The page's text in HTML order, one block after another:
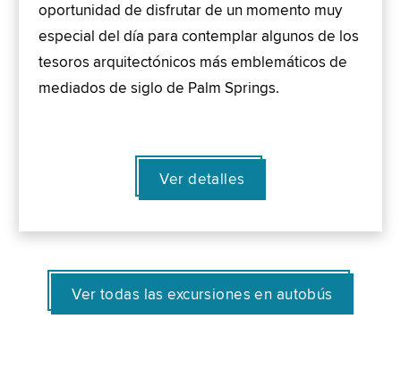
oportunidad de disfrutar de un momento muy
especial del día para contemplar algunos de los
tesoros arquitectónicos más emblemáticos de
mediados de siglo de Palm Springs.
Ver detalles
Ver todas las excursiones en autobús